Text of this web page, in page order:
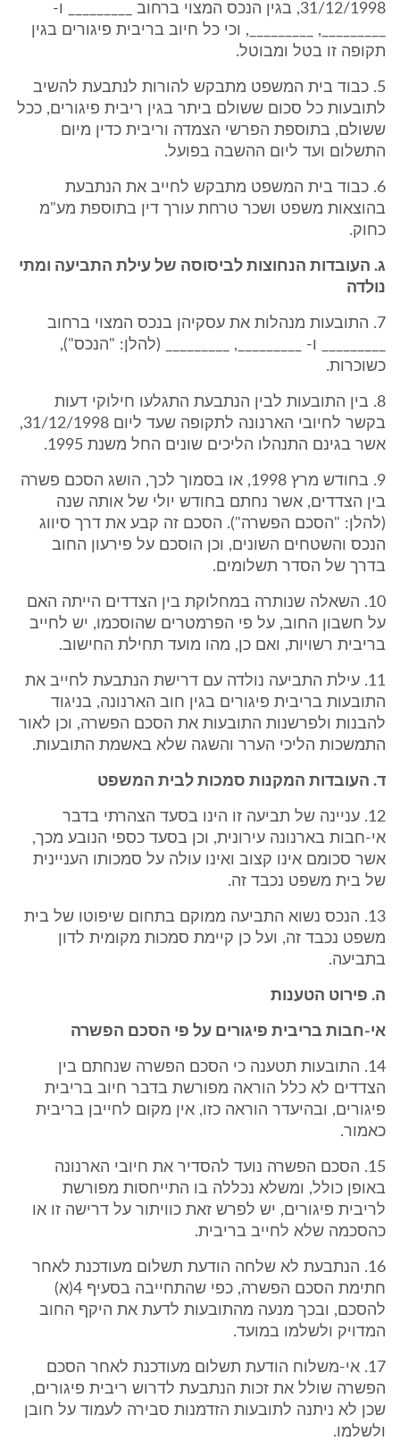
31/12/1998, בגין הנכס המצוי ברחוב _________ ו-
_________, _________, וכי כל חיוב בריבית פיגורים בגין
תקופה זו בטל ומבוטל.
5. כבוד בית המשפט מתבקש להורות לנתבעת להשיב
לתובעות כל סכום ששולם ביתר בגין ריבית פיגורים, ככל
ששולם, בתוספת הפרשי הצמדה וריבית כדין מיום
התשלום ועד ליום ההשבה בפועל.
6. כבוד בית המשפט מתבקש לחייב את הנתבעת
בהוצאות משפט ושכר טרחת עורך דין בתוספת מע"מ
כחוק.
ג. העובדות הנחוצות לביסוסה של עילת התביעה ומתי
נולדה
7. התובעות מנהלות את עסקיהן בנכס המצוי ברחוב
_________ ו- _________, _________ (להלן: "הנכס"),
כשוכרות.
8. בין התובעות לבין הנתבעת התגלעו חילוקי דעות
בקשר לחיובי הארנונה לתקופה שעד ליום 31/12/1998,
אשר בגינם התנהלו הליכים שונים החל משנת 1995.
9. בחודש מרץ 1998, או בסמוך לכך, הושג הסכם פשרה
בין הצדדים, אשר נחתם בחודש יולי של אותה שנה
(להלן: "הסכם הפשרה"). הסכם זה קבע את דרך סיווג
הנכס והשטחים השונים, וכן הוסכם על פירעון החוב
בדרך של הסדר תשלומים.
10. השאלה שנותרה במחלוקת בין הצדדים הייתה האם
על חשבון החוב, על פי הפרמטרים שהוסכמו, יש לחייב
בריבית רשויות, ואם כן, מהו מועד תחילת החישוב.
11. עילת התביעה נולדה עם דרישת הנתבעת לחייב את
התובעות בריבית פיגורים בגין חוב הארנונה, בניגוד
להבנות ולפרשנות התובעות את הסכם הפשרה, וכן לאור
התמשכות הליכי הערר והשגה שלא באשמת התובעות.
ד. העובדות המקנות סמכות לבית המשפט
12. עניינה של תביעה זו הינו בסעד הצהרתי בדבר
אי-חבות בארנונה עירונית, וכן בסעד כספי הנובע מכך,
אשר סכומם אינו קצוב ואינו עולה על סמכותו העניינית
של בית משפט נכבד זה.
13. הנכס נשוא התביעה ממוקם בתחום שיפוטו של בית
משפט נכבד זה, ועל כן קיימת סמכות מקומית לדון
בתביעה.
ה. פירוט הטענות
אי-חבות בריבית פיגורים על פי הסכם הפשרה
14. התובעות תטענה כי הסכם הפשרה שנחתם בין
הצדדים לא כלל הוראה מפורשת בדבר חיוב בריבית
פיגורים, ובהיעדר הוראה כזו, אין מקום לחייבן בריבית
כאמור.
15. הסכם הפשרה נועד להסדיר את חיובי הארנונה
באופן כולל, ומשלא נכללה בו התייחסות מפורשת
לריבית פיגורים, יש לפרש זאת כוויתור על דרישה זו או
כהסכמה שלא לחייב בריבית.
16. הנתבעת לא שלחה הודעת תשלום מעודכנת לאחר
חתימת הסכם הפשרה, כפי שהתחייבה בסעיף 4(א)
להסכם, ובכך מנעה מהתובעות לדעת את היקף החוב
המדויק ולשלמו במועד.
17. אי-משלוח הודעת תשלום מעודכנת לאחר הסכם
הפשרה שולל את זכות הנתבעת לדרוש ריבית פיגורים,
שכן לא ניתנה לתובעות הזדמנות סבירה לעמוד על חובן
ולשלמו.